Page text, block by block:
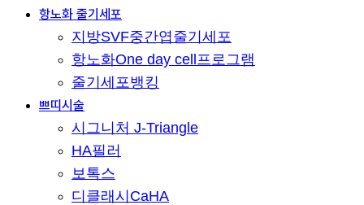
항노화 줄기세포
지방SVF중간엽줄기세포
항노화One day cell프로그램
줄기세포뱅킹
쁘띠시술
시그니처 J-Triangle
HA필러
보톡스
디클래시CaHA